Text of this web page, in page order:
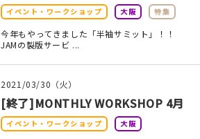
イベント・ワークショップ 大阪 特集
今年もやってきました「半袖サミット」！！
JAMの製版サービ ...
2021/03/30（火）
[終了]MONTHLY WORKSHOP 4月
イベント・ワークショップ 大阪